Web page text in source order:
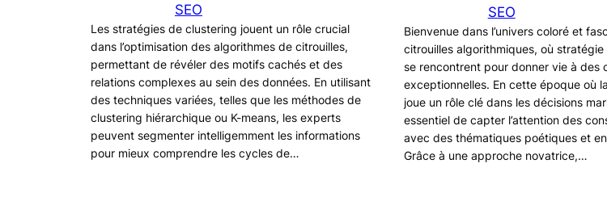
SEO
Les stratégies de clustering jouent un rôle crucial
dans l’optimisation des algorithmes de citrouilles,
permettant de révéler des motifs cachés et des
relations complexes au sein des données. En utilisant
des techniques variées, telles que les méthodes de
clustering hiérarchique ou K-means, les experts
peuvent segmenter intelligemment les informations
pour mieux comprendre les cycles de…
SEO
Bienvenue dans l’univers coloré et
citrouilles algorithmiques, où
se rencontrent pour donner vie à des
exceptionnelles. En cette époque où
joue un rôle clé dans les décisions
essentiel de capter l’attention des
avec des thématiques poétiques et
Grâce à une approche novatrice,…